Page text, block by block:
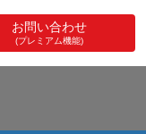
お問い合わせ
(プレミアム機能)